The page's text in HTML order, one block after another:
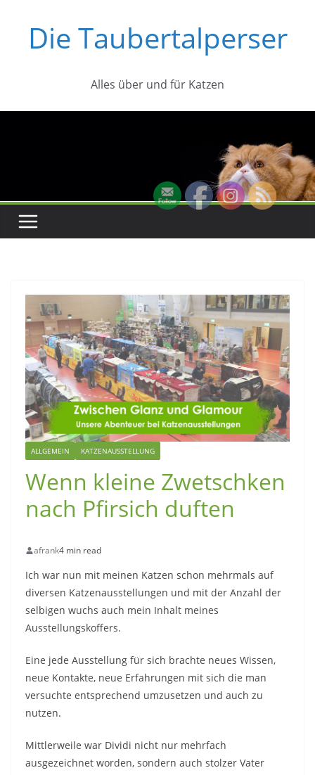
springenDie Taubertalperser
Alles über und für Katzen
ALLGEMEIN KATZENAUSSTELLUNG
Wenn kleine Zwetschken
nach Pfirsich duften
afrank4 min read
Ich war nun mit meinen Katzen schon mehrmals auf
diversen Katzenausstellungen und mit der Anzahl der
selbigen wuchs auch mein Inhalt meines
Ausstellungskoffers.
Eine jede Ausstellung für sich brachte neues Wissen,
neue Kontakte, neue Erfahrungen mit sich die man
versuchte entsprechend umzusetzen und auch zu
nutzen.
Mittlerweile war Dividi nicht nur mehrfach
ausgezeichnet worden, sondern auch stolzer Vater